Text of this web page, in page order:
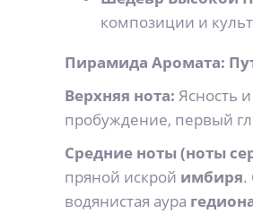
композиции и
Пирамида Аромата:
Верхняя нота: Ясность
пробуждение, первый
Средние ноты (ноты
пряной искрой имбиря.
водянистая аура